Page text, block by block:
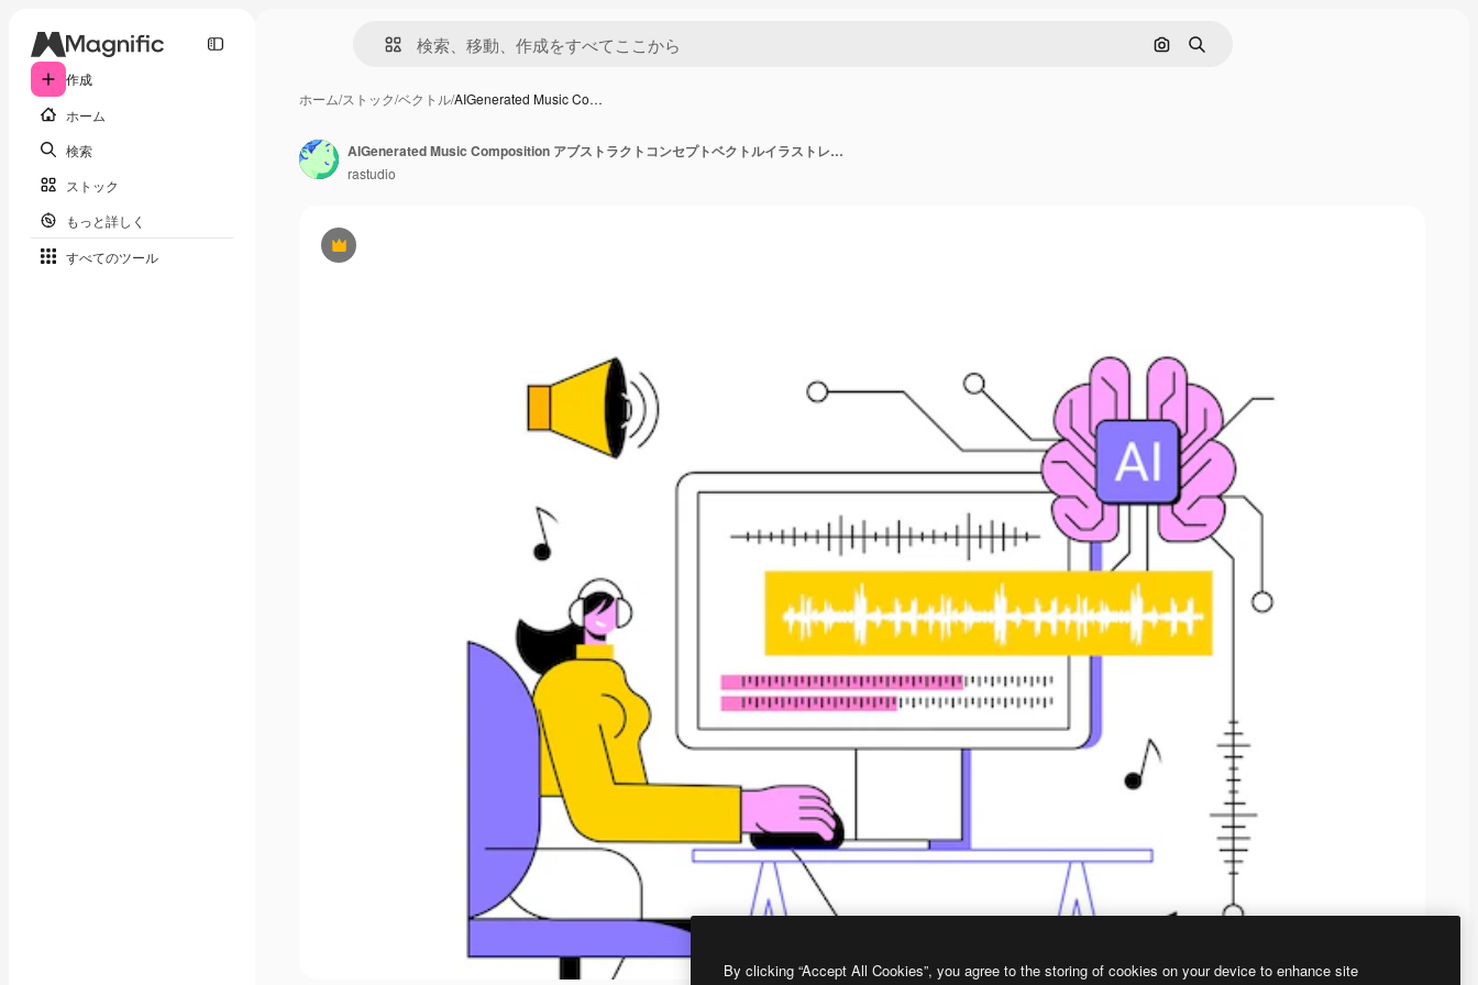
作成
ホーム
検索
ストック
もっと詳しく
すべてのツール
画像で検索
検索
ホーム/ストック/ベクトル/AIGenerated Music Co…
Premium
AIGenerated Music Composition アブストラクトコンセプトベクトルイラストレーション
rastudio
By clicking “Accept All Cookies”, you agree to the storing of cookies on your device to enhance site